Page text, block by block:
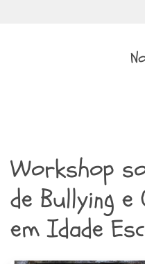
Workshop
de Bullying e
em Idade